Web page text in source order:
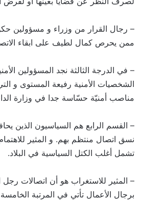
– رجال القرار من وزراء و مسؤولين
ممن يحرص كمال لطيف على ابقاء
– في الدرجة الثالثة نجد المسؤولين
الشخصيات الأمنية رفيعة المستوى و
مناصب أمنيّة حسّاسة جدا في وزارة
– القسم الرابع هم السياسيون الذين
نسق اتصال منتظم بهم. و المثير
تشمل أغلب الكتل السياسية في البلاد.
– المثير للاستغراب هو أن اتصالات
برجال الأعمال تأتي في المرتبة